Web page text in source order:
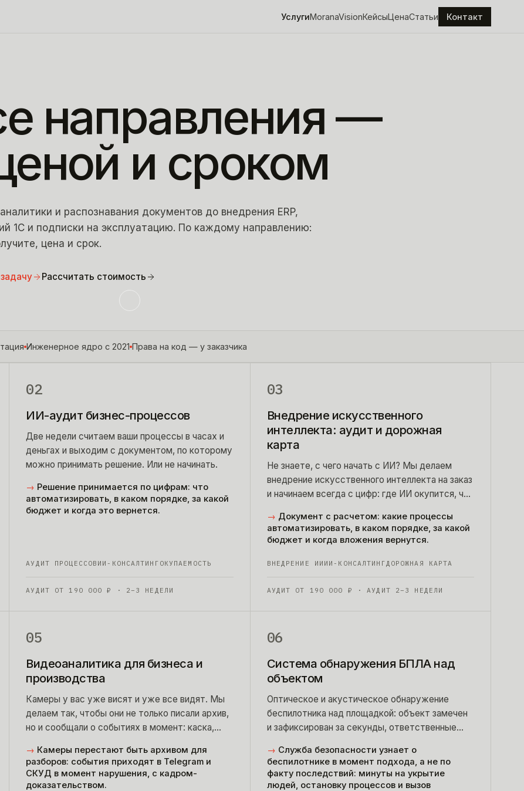
УслугиMoranaVisionКейсыЦенаСтатьи Контакт
направления —
и сроком
и распознавания документов до внедрения ERP,
1С и подписки на эксплуатацию. По каждому направлению:
цена и срок.
Рассчитать стоимость
Инженерное ядро с 2021 Права на код — у заказчика
02
ИИ-аудит бизнес-процессов
Две недели считаем ваши процессы в часах и
деньгах и выходим с документом, по которому
можно принимать решение. Или не начинать.
→ Решение принимается по цифрам: что
автоматизировать, в каком порядке, за какой
бюджет и когда это вернется.
АУДИТ ПРОЦЕССОВ ИИ-КОНСАЛТИНГ ОКУПАЕМОСТЬ
АУДИТ ОТ 190 000 ₽ · 2–3 НЕДЕЛИ
03
Внедрение искусственного
интеллекта: аудит и дорожная
карта
Не знаете, с чего начать с ИИ? Мы делаем
внедрение искусственного интеллекта на заказ
и начинаем всегда с цифр: где ИИ окупится, что
→ Документ с расчетом: какие процессы
автоматизировать, в каком порядке, за какой
бюджет и когда вложения вернутся.
ВНЕДРЕНИЕ ИИ ИИ-КОНСАЛТИНГДОРОЖНАЯ КАРТА
АУДИТ ОТ 190 000 ₽ · АУДИТ 2–3 НЕДЕЛИ
05
Видеоаналитика для бизнеса и
производства
Камеры у вас уже висят и уже все видят. Мы
делаем так, чтобы они не только писали архив,
но и сообщали о событиях в момент: каска,
→ Камеры перестают быть архивом для
разборов: события приходят в Telegram и
СКУД в момент нарушения, с кадром-
доказательством.
06
Система обнаружения БПЛА над
объектом
Оптическое и акустическое обнаружение
беспилотника над площадкой: объект замечен
и зафиксирован за секунды, ответственные
подавления и без нарушения закона.
→ Служба безопасности узнает о
беспилотнике в момент подхода, а не по
факту последствий: минуты на укрытие
людей, остановку процессов и вызов